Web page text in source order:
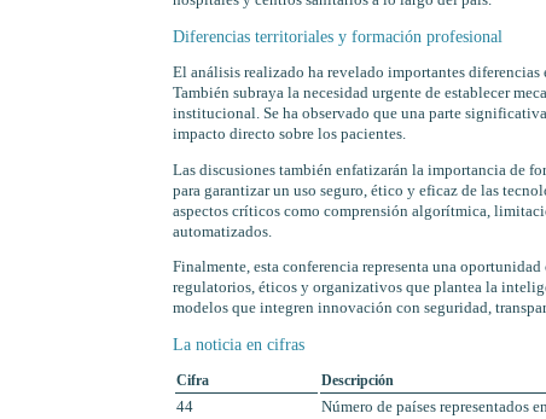
Diferencias territoriales y formación profesional
El análisis realizado ha revelado importantes
También subraya la necesidad urgente de establecer
institucional. Se ha observado que una parte
impacto directo sobre los pacientes.
Las discusiones también enfatizarán la importancia de
para garantizar un uso seguro, ético y eficaz de las
aspectos críticos como comprensión algorítmica,
automatizados.
Finalmente, esta conferencia representa una
regulatorios, éticos y organizativos que plantea la
modelos que integren innovación con seguridad,
La noticia en cifras
Cifra
Descripción
44
Número de países representados